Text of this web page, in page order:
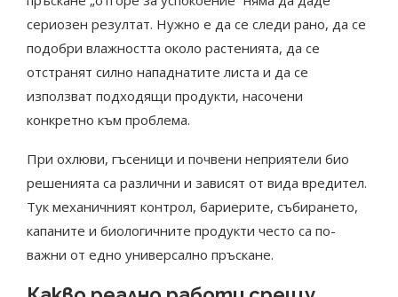
сериозен резултат. Нужно е да се следи рано, да се
подобри влажността около растенията, да се
отстранят силно нападнатите листа и да се
използват подходящи продукти, насочени
конкретно към проблема.
При охлюви, гъсеници и почвени неприятели био
решенията са различни и зависят от вида вредител.
Тук механичният контрол, бариерите, събирането,
капаните и биологичните продукти често са по-
важни от едно универсално пръскане.